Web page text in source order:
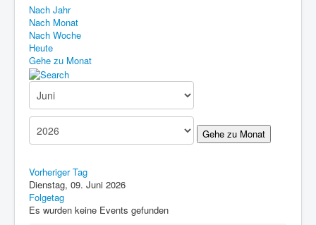
Nach Jahr
Nach Monat
Nach Woche
Heute
Gehe zu Monat
Gehe zu Monat
Vorheriger Tag
Dienstag, 09. Juni 2026
Folgetag
Es wurden keine Events gefunden